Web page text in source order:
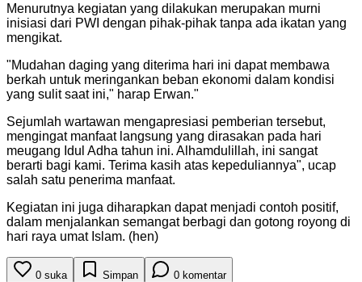
Menurutnya kegiatan yang dilakukan merupakan murni
inisiasi dari PWI dengan pihak-pihak tanpa ada ikatan yang
mengikat.
"Mudahan daging yang diterima hari ini dapat membawa
berkah untuk meringankan beban ekonomi dalam kondisi
yang sulit saat ini," harap Erwan."
Sejumlah wartawan mengapresiasi pemberian tersebut,
mengingat manfaat langsung yang dirasakan pada hari
meugang Idul Adha tahun ini. Alhamdulillah, ini sangat
berarti bagi kami. Terima kasih atas kepeduliannya", ucap
salah satu penerima manfaat.
Kegiatan ini juga diharapkan dapat menjadi contoh positif,
dalam menjalankan semangat berbagi dan gotong royong di
hari raya umat Islam. (hen)
0 suka Simpan 0 komentar